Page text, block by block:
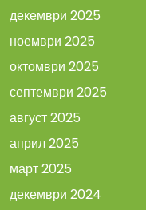
декември 2025
ноември 2025
октомври 2025
септември 2025
август 2025
април 2025
март 2025
декември 2024